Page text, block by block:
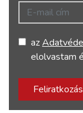
E-mail cím
az
elolvastam
Feliratkozás